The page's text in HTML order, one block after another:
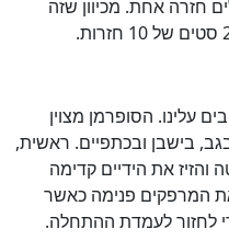
חזרה אחת. מכיוון שזה
עלינו. הסופרמן מצוין
בישבן ובכתפיים. ראשית,
את הידיים קדימה
המרפקים פנימה כאשר
לחזור לעמדת ההתחלה.